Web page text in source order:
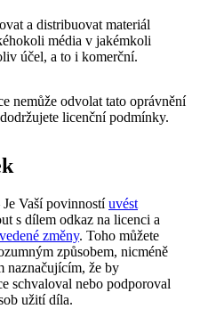
a distribuovat materiál
média v jakémkoli
účel, a to i komerční.
nemůže odvolat tato oprávnění
licenční podmínky.
Vaší povinnostíuvést
s dílem odkaz na licenci a
změny. Toho můžete
způsobem, nicméně
naznačujícím, že by
schvaloval nebo podporoval
užití díla.